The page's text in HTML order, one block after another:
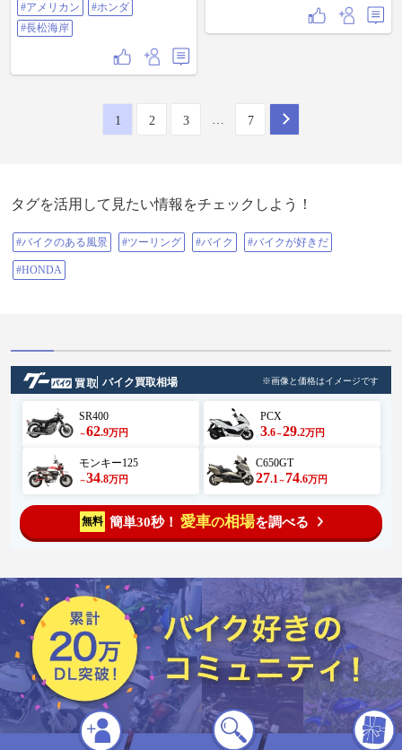
#アメリカン
#ホンダ
#長松海岸
1 2 3 … 7
タグを活用して見たい情報をチェックしよう！
#バイクのある風景 #ツーリング #バイク #バイクが好きだ
#HONDA
バイク買取相場 ※画像と価格はイメージです
SR400
～62.9万円
PCX
3.6～29.2万円
モンキー125
～34.8万円
C650GT
27.1 ～ 74.6万円
無料 簡単30秒！ 愛車の相場を調べる